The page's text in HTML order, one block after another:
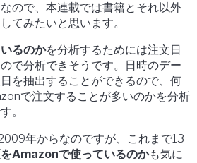
ので、本連載では書籍とそれ以外
てみたいと思います。
るのかを分析するためには注文日
で分析できそうです。日時のデー
を抽出することができるので、何
で注文することが多いのかを分析
。
年からなのですが、これまで13
Amazonで使っているのかも気に